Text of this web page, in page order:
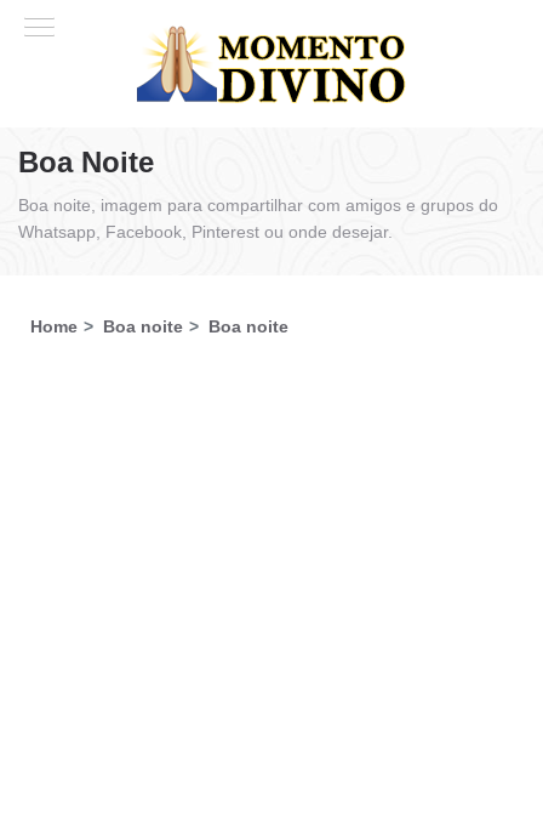
Boa Noite
Boa noite, imagem para compartilhar com amigos e grupos do
Whatsapp, Facebook, Pinterest ou onde desejar.
Home Boa noite Boa noite